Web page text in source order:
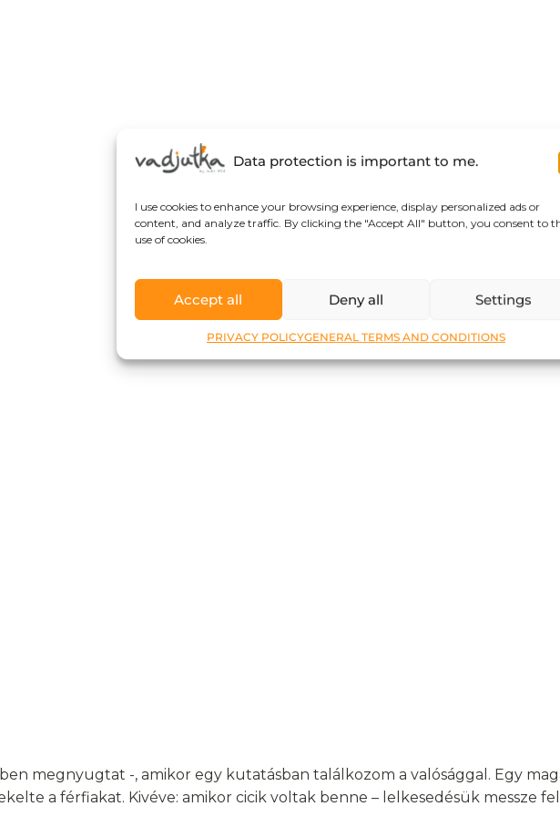
Data protection is important to me.
I use cookies to enhance your browsing experience, display personalized ads or
content, and analyze traffic. By clicking the "Accept All" button, you consent to
use of cookies.
Accept all Deny all Settings
PRIVACY POLICYGENERAL TERMS AND CONDITIONS
megnyugtat -, amikor egy kutatásban találkozom a valósággal. Egy
a férfiakat. Kivéve: amikor cicik voltak benne – lelkesedésük messze